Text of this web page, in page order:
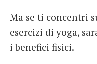
Ma se ti concentri
esercizi di yoga,
i benefici fisici.